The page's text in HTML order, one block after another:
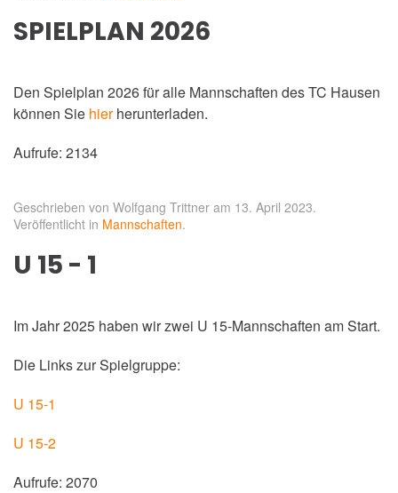
SPIELPLAN 2026
Den Spielplan 2026 für alle Mannschaften des TC Hausen
können Sie hierherunterladen.
Aufrufe: 2134
Geschrieben von Wolfgang Trittner am 13. April 2023.
Veröffentlicht in Mannschaften.
U 15 - 1
Im Jahr 2025 haben wir zwei U 15-Mannschaften am Start.
Die Links zur Spielgruppe:
U 15-1
U 15-2
Aufrufe: 2070